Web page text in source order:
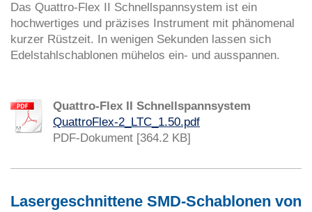
Das Quattro-Flex II Schnellspannsystem ist ein
hochwertiges und präzises Instrument mit phänomenal
kurzer Rüstzeit. In wenigen Sekunden lassen sich
Edelstahlschablonen mühelos ein- und ausspannen.
Quattro-Flex II Schnellspannsystem
QuattroFlex-2_LTC_1.50.pdf
PDF-Dokument [364.2 KB]
Lasergeschnittene SMD-Schablonen von